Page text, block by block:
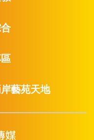
藝苑天地